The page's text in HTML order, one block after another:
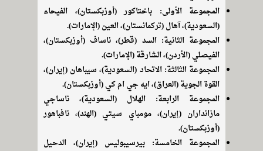
المجموعة الأولى: باختاكور (أوزبكستان)، الفيحاء
(السعودية)، آهال (تركمانستان)، العين (الإمارات).
المجموعة الثانية: السد (قطر)، ناساف (أوزبكستان)،
الفيصلي (الأردن)، الشارقة (الإمارات).
المجموعة الثالثة: الاتحاد (السعودية)، سيباهان (إيران)،
القوة الجوية (العراق)، ايه جي ام كي (أوزبكستان).
المجموعة الرابعة: الهلال (السعودية)، ناساجي
مازانداران (إيران)، مومباي سيتي (الهند)، نافباهور
(أوزبكستان).
المجموعة الخامسة: بيرسيبوليس (إيران)، الدحيل